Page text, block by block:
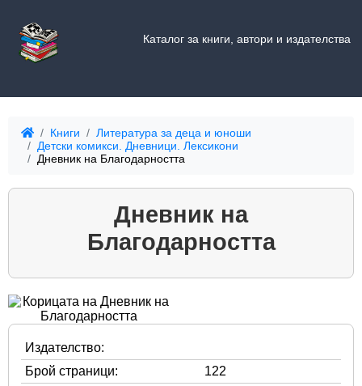
Каталог за книги, автори и издателства
Книги
Литература за деца и юноши
Детски комикси. Дневници. Лексикони
Дневник на Благодарността
Дневник на
Благодарността
Издателство:
Брой страници:
122